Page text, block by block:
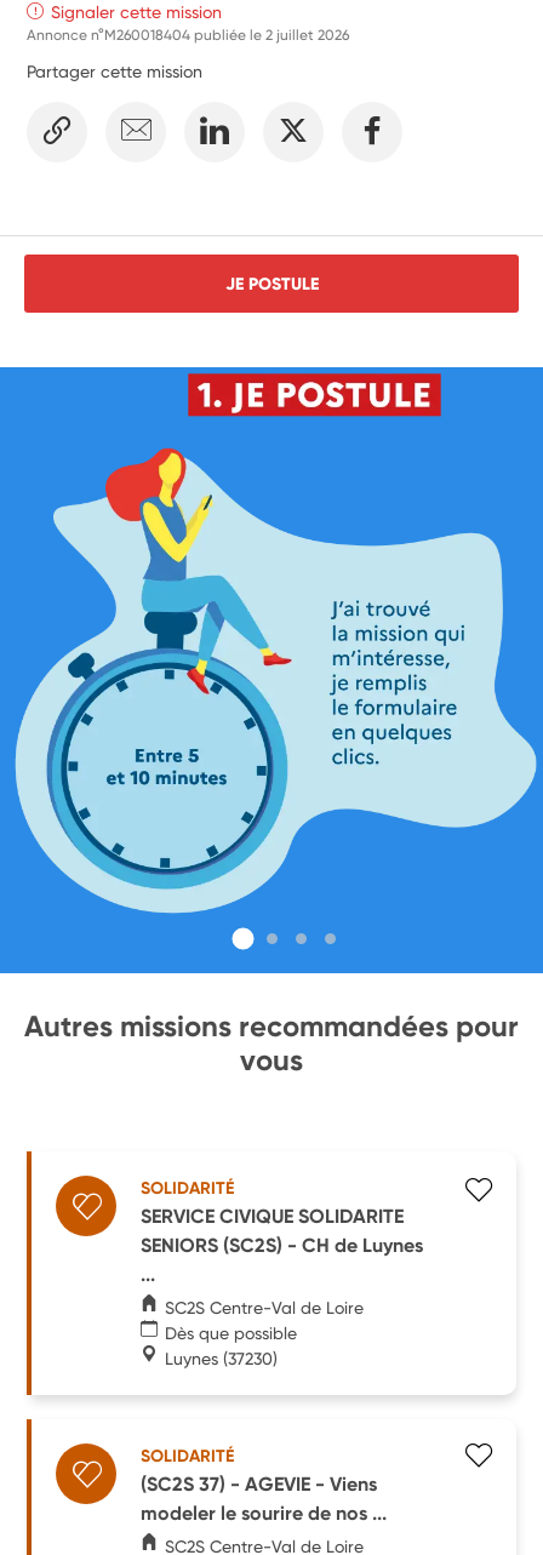
Signaler cette mission
Annonce n°M260018404 publiée le2 juillet 2026
Partager cette mission
JE POSTULE
Autres missions recommandées pour
vous
SOLIDARITÉ
SERVICE CIVIQUE SOLIDARITE
SENIORS (SC2S) - CH de Luynes
...
SC2S Centre-Val de Loire
Dès que possible
Luynes (37230)
SOLIDARITÉ
(SC2S 37) - AGEVIE - Viens
modeler le sourire de nos ...
SC2S Centre-Val de Loire